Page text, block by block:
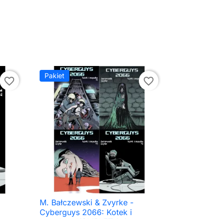
favorite_border Pakiet favorite_border
 Szybki podgląd
M. Bałczewski & Zvyrke -
Cyberguys 2066: Kotek i